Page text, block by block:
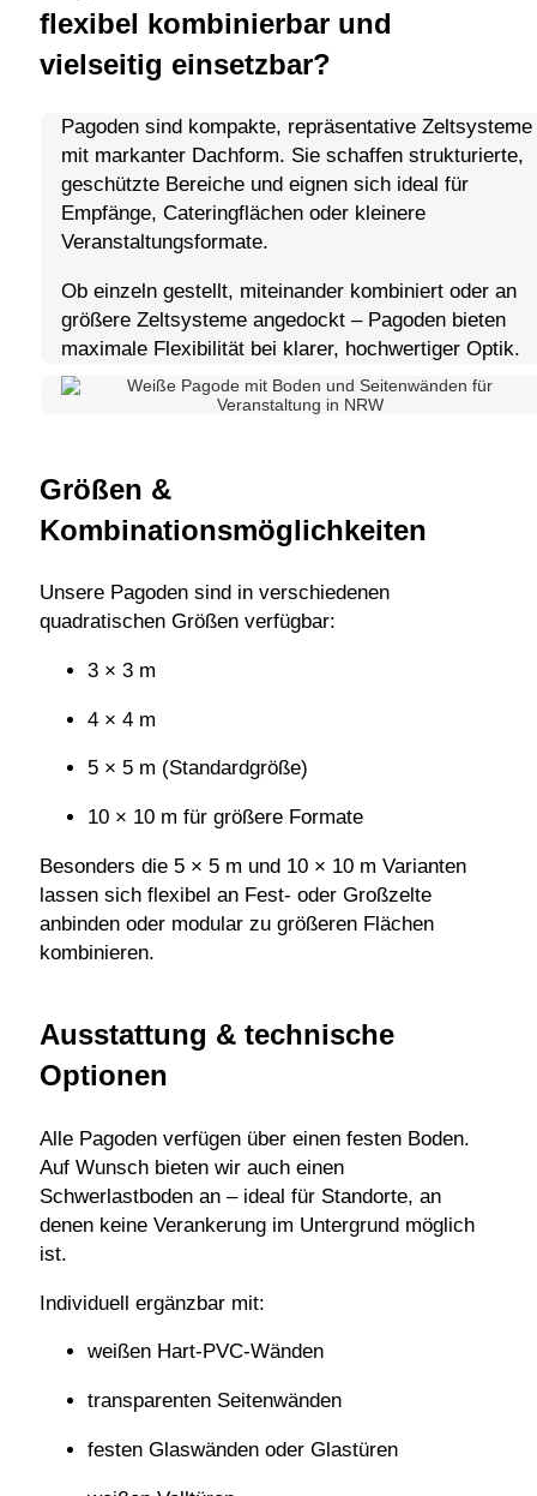
flexibel kombinierbar und
vielseitig einsetzbar?
Pagoden sind kompakte, repräsentative Zeltsysteme
mit markanter Dachform. Sie schaffen strukturierte,
geschützte Bereiche und eignen sich ideal für
Empfänge, Cateringflächen oder kleinere
Veranstaltungsformate.
Ob einzeln gestellt, miteinander kombiniert oder an
größere Zeltsysteme angedockt – Pagoden bieten
maximale Flexibilität bei klarer, hochwertiger Optik.
Größen &
Kombinationsmöglichkeiten
Unsere Pagoden sind in verschiedenen
quadratischen Größen verfügbar:
3 × 3 m
4 × 4 m
5 × 5 m (Standardgröße)
10 × 10 m für größere Formate
Besonders die 5 × 5 m und 10 × 10 m Varianten
lassen sich flexibel an Fest- oder Großzelte
anbinden oder modular zu größeren Flächen
kombinieren.
Ausstattung & technische
Optionen
Alle Pagoden verfügen über einen festen Boden.
Auf Wunsch bieten wir auch einen
Schwerlastboden an – ideal für Standorte, an
denen keine Verankerung im Untergrund möglich
ist.
Individuell ergänzbar mit:
weißen Hart-PVC-Wänden
transparenten Seitenwänden
festen Glaswänden oder Glastüren